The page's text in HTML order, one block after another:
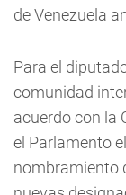
de Venezuela
Para el
comunidad
acuerdo con la
el Parlamento
nombramiento